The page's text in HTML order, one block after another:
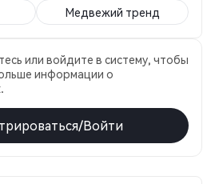
Медвежий тренд
или войдите в систему, чтобы
информации о
Войти